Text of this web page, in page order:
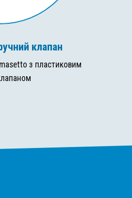
клапан
з пластиковим